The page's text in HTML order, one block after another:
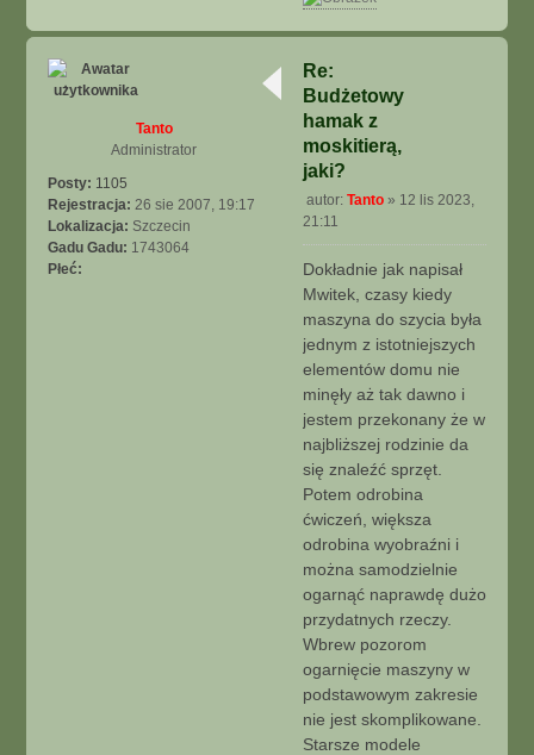
t
N
a
Tanto
Administrator
Posty: 1105
Rejestracja: 26 sie 2007, 19:17
Lokalizacja: Szczecin
Gadu Gadu: 1743064
Płeć:
Re:
Budżetowy
hamak z
moskitierą,
jaki?
P
t
autor: Tanto » 12 lis 2023,
21:11
Dokładnie jak napisał
Mwitek, czasy kiedy
maszyna do szycia była
jednym z istotniejszych
elementów domu nie
minęły aż tak dawno i
jestem przekonany że w
najbliższej rodzinie da
się znaleźć sprzęt.
Potem odrobina
ćwiczeń, większa
odrobina wyobraźni i
można samodzielnie
ogarnąć naprawdę dużo
przydatnych rzeczy.
Wbrew pozorom
ogarnięcie maszyny w
podstawowym zakresie
nie jest skomplikowane.
Starsze modele